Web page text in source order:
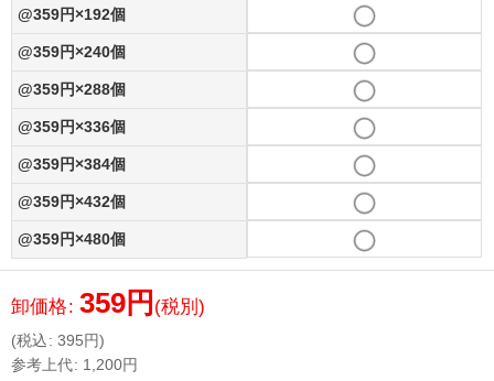
@359円×192個
@359円×240個
@359円×288個
@359円×336個
@359円×384個
@359円×432個
@359円×480個
卸価格: 359円 (税別)
(税込: 395円)
参考上代: 1,200円